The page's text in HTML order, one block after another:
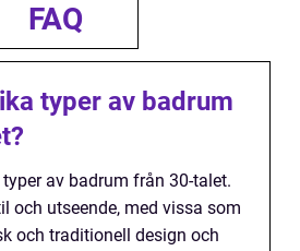
FAQ
typer av badrum
av badrum från 30-talet.
och utseende, med vissa som
och traditionell design och